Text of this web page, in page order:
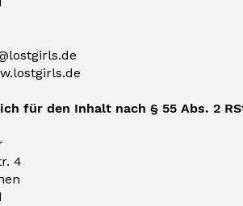
für den Inhalt nach § 55 Abs. 2
4